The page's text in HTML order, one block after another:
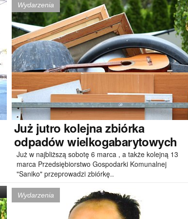
Wydarzenia
Jużjutro kolejna zbiórka
odpadów wielkogabarytowych
Już w najbliższą sobotę 6 marca , a także kolejną 13
marca Przedsiębiorstwo Gospodarki Komunalnej
"Saniko" przeprowadzi zbiórkę..
Wydarzenia